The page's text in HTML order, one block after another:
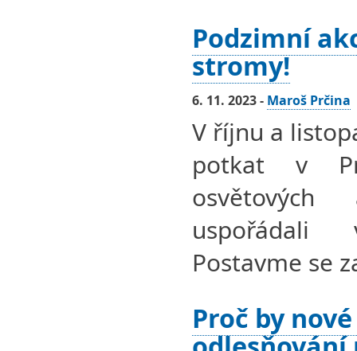
Podzimní
stromy!
6. 11. 2023 - Maroš Prčina
V říjnu a
potkat v
Postavme se
Proč by